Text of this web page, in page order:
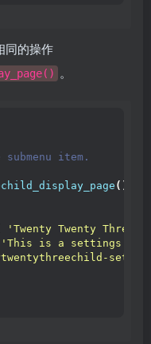
同的操作
。
item.
()
'Twenty Twenty Three
'This is a settings